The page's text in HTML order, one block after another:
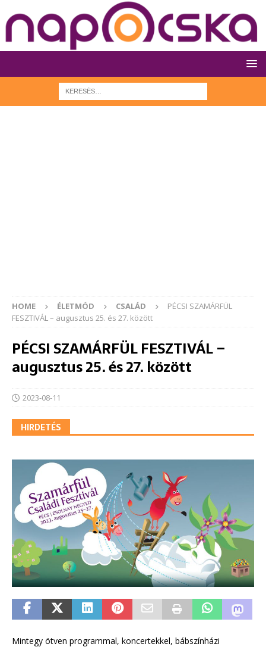
HOME ÉLETMÓD CSALÁD
PÉCSI SZAMÁRFÜL
FESZTIVÁL – augusztus 25. és 27. között
PÉCSI SZAMÁRFÜL FESZTIVÁL –
augusztus 25. és 27. között
2023-08-11
HIRDETÉS
Mintegy ötven programmal, koncertekkel, bábszínházi